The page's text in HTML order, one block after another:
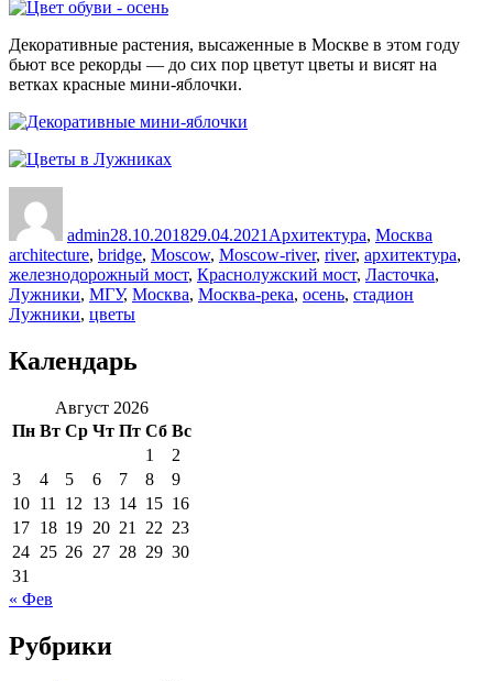
Декоративные растения, высаженные в Москве в этом году
бьют все рекорды — до сих пор цветут цветы и висят на
ветках красные мини-яблочки.
admin28.10.201829.04.2021 Архитектура, Москва
architecture, bridge, Moscow, Moscow-river, river, архитектура,
железнодорожный мост, Краснолужский мост, Ласточка,
Лужники, МГУ, Москва, Москва-река, осень, стадион
Лужники, цветы
Календарь
Август 2026
Пн Вт Ср Чт Пт Сб Вс
1
2
3
4 5 6 7 8
9
10 11 12 13 14 15 16
17 18 19 20 21 22 23
24 25 26 27 28 29 30
31
« Фев
Рубрики